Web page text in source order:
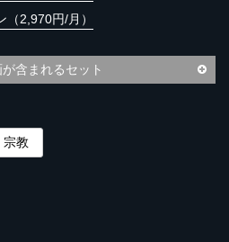
2,970円/月）
含まれるセット
宗教